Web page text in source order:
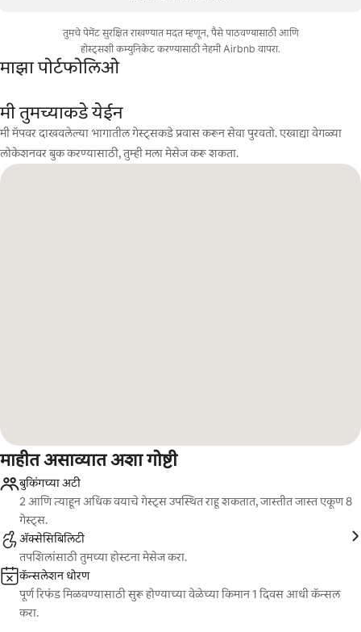
तुमचे पेमेंट सुरक्षित राखण्यात मदत म्हणून, पैसे पाठवण्यासाठी आणि
होस्ट्सशी कम्युनिकेट करण्यासाठी नेहमी Airbnb वापरा.
माझा पोर्टफोलिओ
मी तुमच्याकडे येईन
मी मॅपवर दाखवलेल्या भागातील गेस्ट्सकडे प्रवास करून सेवा पुरवतो. एखाद्या वेगळ्या
लोकेशनवर बुक करण्यासाठी, तुम्ही मला मेसेज करू शकता.
माहीत असाव्यात अशा गोष्टी
बुकिंगच्या अटी
2 आणि त्याहून अधिक वयाचे गेस्ट्स उपस्थित राहू शकतात, जास्तीत जास्त एकूण 8
गेस्ट्स.
ॲक्सेसिबिलिटी
तपशिलांसाठी तुमच्या होस्टना मेसेज करा.
कॅन्सलेशन धोरण
पूर्ण रिफंड मिळवण्यासाठी सुरू होण्याच्या वेळेच्या किमान 1 दिवस आधी कॅन्सल
करा.